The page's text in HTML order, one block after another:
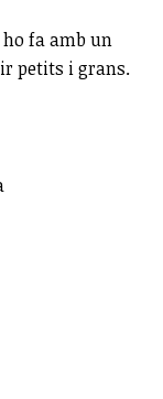
fa amb un
petits i grans.